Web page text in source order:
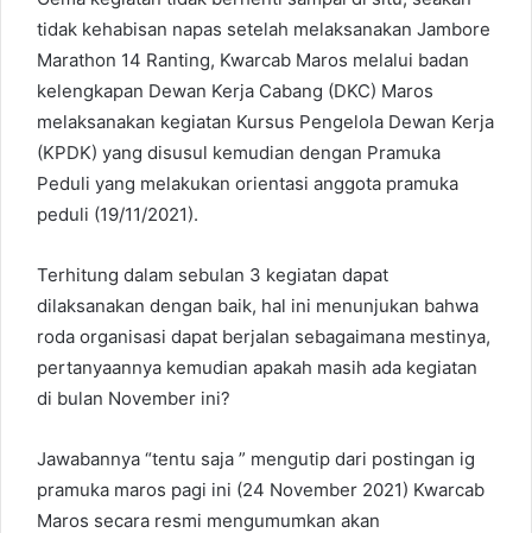
tidak kehabisan napas setelah melaksanakan Jambore
Marathon 14 Ranting, Kwarcab Maros melalui badan
kelengkapan Dewan Kerja Cabang (DKC) Maros
melaksanakan kegiatan Kursus Pengelola Dewan Kerja
(KPDK) yang disusul kemudian dengan Pramuka
Peduli yang melakukan orientasi anggota pramuka
peduli (19/11/2021).
Terhitung dalam sebulan 3 kegiatan dapat
dilaksanakan dengan baik, hal ini menunjukan bahwa
roda organisasi dapat berjalan sebagaimana mestinya,
pertanyaannya kemudian apakah masih ada kegiatan
di bulan November ini?
Jawabannya “tentu saja ” mengutip dari postingan ig
pramuka maros pagi ini (24 November 2021) Kwarcab
Maros secara resmi mengumumkan akan